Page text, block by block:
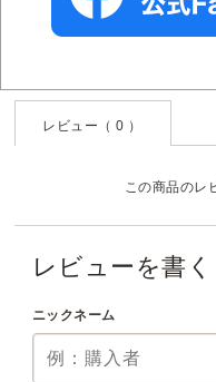
レビュー（ 0 ）
この商品のレ
レビューを書く
ニックネーム